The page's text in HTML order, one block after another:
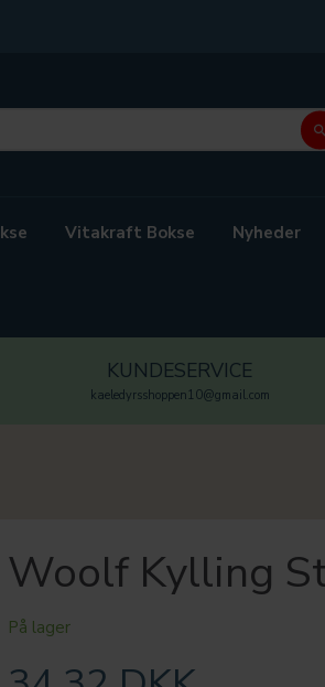
Vitakraft Bokse Nyheder
KUNDESERVICE
kaeledyrsshoppen10@gmail.com
Woolf Kylling
På lager